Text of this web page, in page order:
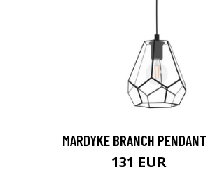
MARDYKE BRANCH
131 EUR